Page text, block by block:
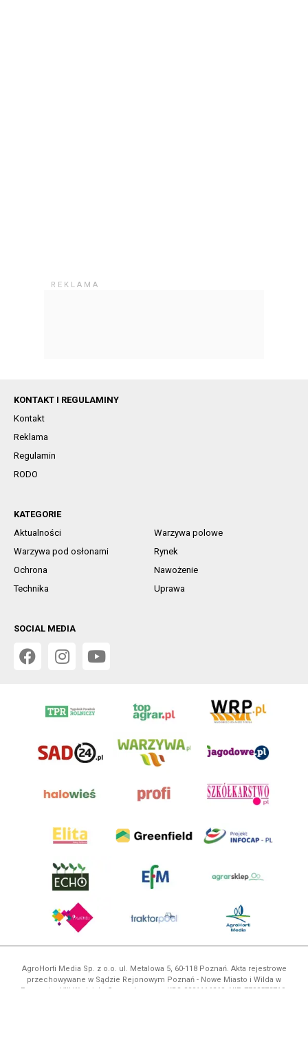
KONTAKT I REGULAMINY
Kontakt
Reklama
Regulamin
RODO
KATEGORIE
Aktualności
Warzywa polowe
Warzywa pod osłonami
Rynek
Ochrona
Nawożenie
Technika
Uprawa
SOCIAL MEDIA
AgroHorti Media Sp. z o.o. ul. Metalowa 5, 60-118 Poznań. Akta rejestrowe
przechowywane w Sądzie Rejonowym Poznań - Nowe Miasto i Wilda w
Poznaniu, VIII Wydziale Gospodarczym, KRS 0001116269, NIP 7792573719,